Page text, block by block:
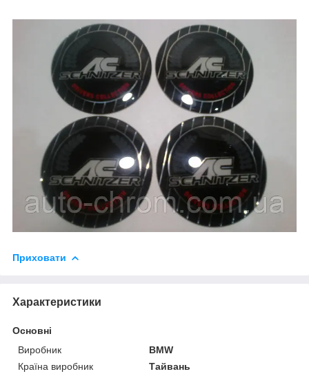
Приховати
Характеристики
Основні
Виробник
BMW
Країна виробник
Тайвань